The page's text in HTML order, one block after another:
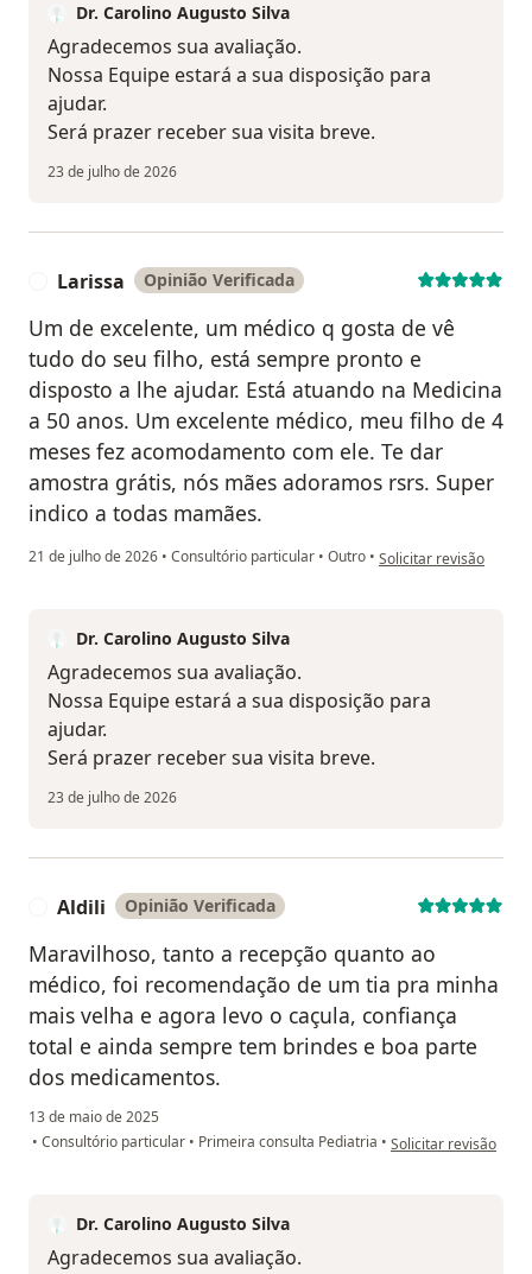
Dr. Carolino Augusto Silva
Agradecemos sua avaliação.
Nossa Equipe estará a sua disposição para
ajudar.
Será prazer receber sua visita breve.
23 de julho de 2026
Larissa Opinião Verificada
Um de excelente, um médico q gosta de vê
tudo do seu filho, está sempre pronto e
disposto a lhe ajudar. Está atuando na Medicina
a 50 anos. Um excelente médico, meu filho de 4
meses fez acomodamento com ele. Te dar
amostra grátis, nós mães adoramos rsrs. Super
indico a todas mamães.
21 de julho de 2026 • Consultório particular • Outro • na opinião do
Solicitar revisão
Dr. Carolino Augusto Silva
Agradecemos sua avaliação.
Nossa Equipe estará a sua disposição para
ajudar.
Será prazer receber sua visita breve.
23 de julho de 2026
Aldili Opinião Verificada
Maravilhoso, tanto a recepção quanto ao
médico, foi recomendação de um tia pra minha
mais velha e agora levo o caçula, confiança
total e ainda sempre tem brindes e boa parte
dos medicamentos.
13 de maio de 2025
• Consultório particular • Primeira consulta Pediatria • na opinião do
Solicitar revisão
Dr. Carolino Augusto Silva
Agradecemos sua avaliação.